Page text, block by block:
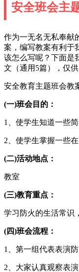
安全班会主
作为一无名无私奉献
案，编写教案有利于
该怎么写呢？下面是
文（通用5篇），仅
安全教育主题班会教
(一)班会目的：
1、使学生知道一些简
2、使学生掌握一些
(二)活动地点：
教室
(三)教育重点：
学习防火的生活常识
(四)班会流程：
1、第一组代表表演
2、大家认真观察表演